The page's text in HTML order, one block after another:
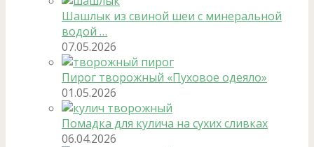
Шашлык из свиной шеи с минеральной
водой …
07.05.2026
Пирог творожный «Пуховое одеяло»
01.05.2026
Помадка для кулича на сухих сливках
06.04.2026